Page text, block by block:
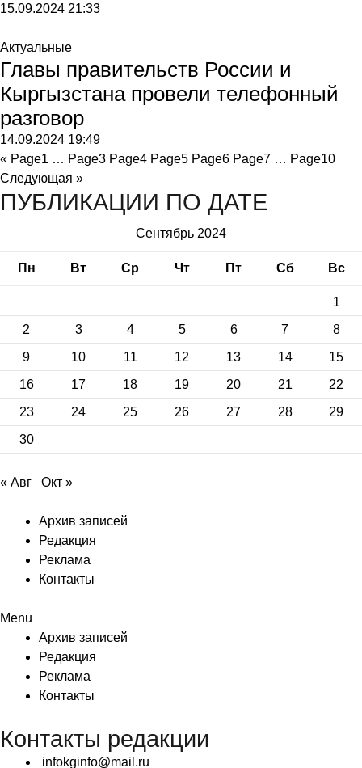
15.09.2024 21:33
Актуальные
Главы правительств России и
Кыргызстана провели телефонный
разговор
14.09.2024 19:49
« Page1 … Page3 Page4 Page5 Page6 Page7 … Page10
Следующая »
ПУБЛИКАЦИИ ПО ДАТЕ
Сентябрь 2024
Пн Вт Ср Чт Пт Сб Вс
1
2
3 4 5 6 7
8
9
10 11 12 13 14
15
16
17 18 19 20 21
22
23
24 25 26 27 28
29
30
« Авг Окт »
Архив записей
Редакция
Реклама
Контакты
Menu
Архив записей
Редакция
Реклама
Контакты
Контакты редакции
infokginfo@mail.ru